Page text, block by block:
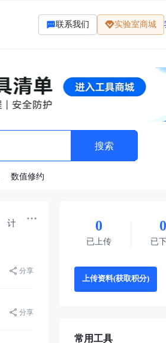
联系我们 实验室商城
数值修约
计量 法律法规 题库
分享
分享
0
已上传
0
已
上传资料(获取积分)
常用工具